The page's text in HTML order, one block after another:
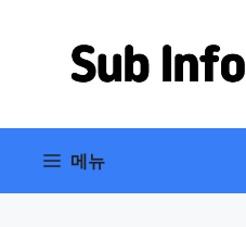
메뉴